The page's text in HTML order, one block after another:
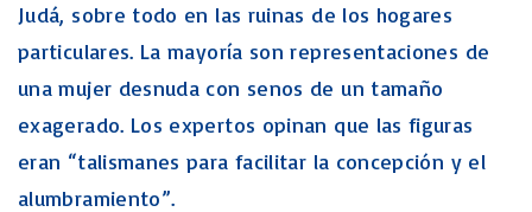
Judá, sobre todo en las ruinas de los hogares
particulares. La mayoría son representaciones de
una mujer desnuda con senos de un tamaño
exagerado. Los expertos opinan que las figuras
eran “talismanes para facilitar la concepción y el
alumbramiento”.